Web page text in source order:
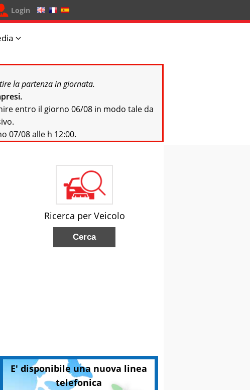
Login
la partenza in giornata.
entro il giorno 06/08 in modo tale da
07/08 alle h 12:00.
Ricerca per Veicolo
E' disponibile una nuova linea
telefonica